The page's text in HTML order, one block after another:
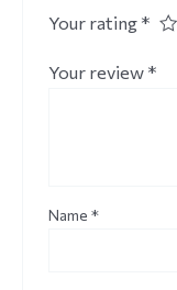
Your rating *
Your review *
Name *